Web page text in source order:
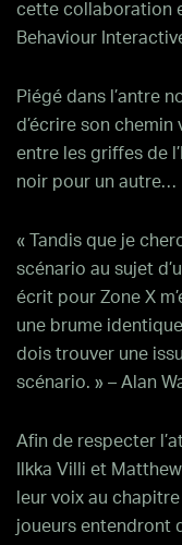
cette collaboration
Behaviour
Piégé dans l’antre
d’écrire son
entre les griffes de
noir pour un autre…
« Tandis que je
scénario au sujet
écrit pour Zone X
une brume
dois trouver une
scénario. » – Alan
Afin de respecter
Ilkka Villi et
leur voix au
joueurs entendront